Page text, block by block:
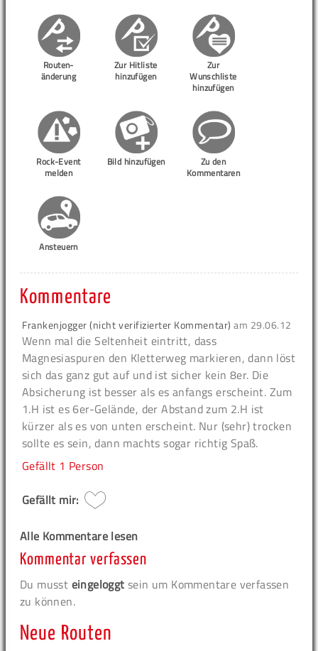
Routen-
änderung
Zur Hitliste
hinzufügen
Zur
Wunschliste
hinzufügen
Rock-Event
melden
Bild hinzufügen
Zu den
Kommentaren
Ansteuern
Kommentare
Frankenjogger (nicht verifizierter Kommentar) am 29.06.12
Wenn mal die Seltenheit eintritt, dass
Magnesiaspuren den Kletterweg markieren, dann löst
sich das ganz gut auf und ist sicher kein 8er. Die
Absicherung ist besser als es anfangs erscheint. Zum
1.H ist es 6er-Gelände, der Abstand zum 2.H ist
kürzer als es von unten erscheint. Nur (sehr) trocken
sollte es sein, dann machts sogar richtig Spaß.
Gefällt 1 Person
Gefällt mir:
Alle Kommentare lesen
Kommentar verfassen
Du musst eingeloggt sein um Kommentare verfassen
zu können.
Neue Routen